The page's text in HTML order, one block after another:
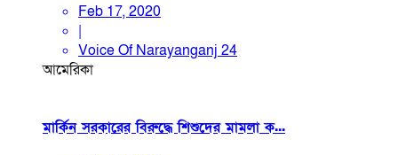
Feb 17, 2020
|
Voice Of Narayanganj 24
আমেরিকা
মার্কিন সরকারের বিরুদ্ধে শিশুদের মামলা ক...